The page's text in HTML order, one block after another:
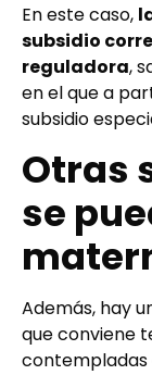
En este caso,
subsidio
reguladora,
en el que a
subsidio
Otras
se
Además, hay
que conviene
contempladas